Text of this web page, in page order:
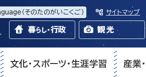
（そのたのがいこくご） サイトマップ
文化・スポーツ・生涯学習 産業